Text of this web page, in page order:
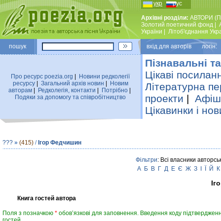
укр рус
Архівні розділи: АВТОРИ
Золотий поетичний фонд
України
Лiтоб'єднання
пошук вхiд для авторiв логін:
Про ресурс poezia.org
Новини редколегiї
ресурсу| Загальний архiв новин
Новим
авторам
Редколегiя, контакти Потрiбно
Подяки за допомогу та співробітництво
Пізнавальні
Цікаві
Літературна
проекти |
Цікавинки і
??? » (415) / Ігор Федчишин
Фільтри: Всі власники
А Б В Г Д Е Є Ж З Й К
Книга гостей автора
Поля з позначкою * обов’язкові для заповнення. Введення коду